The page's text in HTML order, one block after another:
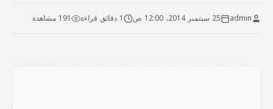
admin 25 سبتمبر 2014، 12:00 ص 1 دقائق قراءة 191 مشاهدة